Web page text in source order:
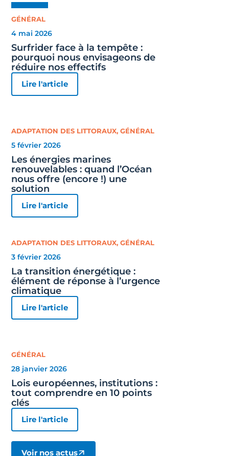
GÉNÉRAL
4 mai 2026
Surfrider face à la tempête :
pourquoi nous envisageons de
réduire nos effectifs
Lire l'article
ADAPTATION DES LITTORAUX,GÉNÉRAL
5 février 2026
Les énergies marines
renouvelables : quand l’Océan
nous offre (encore !) une
solution
Lire l'article
ADAPTATION DES LITTORAUX,GÉNÉRAL
3 février 2026
La transition énergétique :
élément de réponse à l’urgence
climatique
Lire l'article
GÉNÉRAL
28 janvier 2026
Lois européennes, institutions :
tout comprendre en 10 points
clés
Lire l'article
Voir nos actus